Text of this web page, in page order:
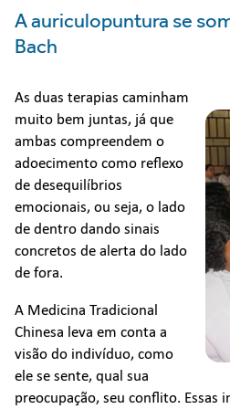
A auriculopuntura se
Bach
As duas terapias caminham
muito bem juntas, já que
ambas compreendem o
adoecimento como reflexo
de desequilíbrios
emocionais, ou seja, o lado
de dentro dando sinais
concretos de alerta do lado
de fora.
A Medicina Tradicional
Chinesa leva em conta a
visão do indivíduo, como
ele se sente, qual sua
preocupação, seu conflito. Essas